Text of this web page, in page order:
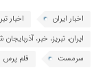
اخبار ایران اخبار
ایران، تبریز، خبر،
سرمست
قلم پرس